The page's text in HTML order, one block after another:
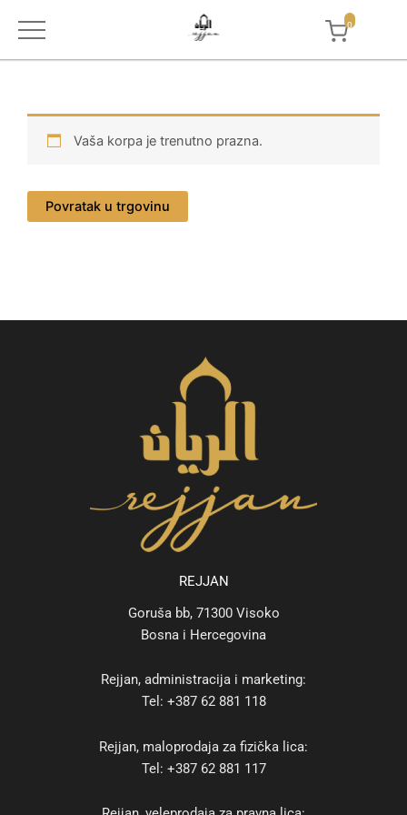
content
Vaša korpa je trenutno prazna.
Povratak u trgovinu
REJJAN
Goruša bb, 71300 Visoko
Bosna i Hercegovina
Rejjan, administracija i marketing:
Tel: +387 62 881 118
Rejjan, maloprodaja za fizička lica:
Tel: +387 62 881 117
0